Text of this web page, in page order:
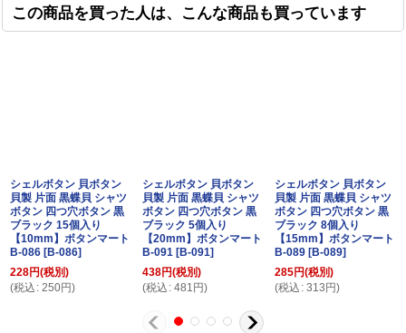
この商品を買った人は、こんな商品も買っています
シェルボタン 貝ボタン
貝製 片面 黒蝶貝 シャツ
ボタン 四つ穴ボタン 黒
ブラック 15個入り
【10mm】ボタンマート
B-086 [B-086]
228円(税別)
(税込 : 250円)
シェルボタン 貝ボタン
貝製 片面 黒蝶貝 シャツ
ボタン 四つ穴ボタン 黒
ブラック 5個入り
【20mm】ボタンマート
B-091 [B-091]
438円(税別)
(税込 : 481 円)
シェルボタン 貝ボタン
貝製 片面 黒蝶貝 シャツ
ボタン 四つ穴ボタン 黒
ブラック 8個入り
【15mm】ボタンマート
B-089 [B-089]
285円(税別)
(税込 : 313 円)